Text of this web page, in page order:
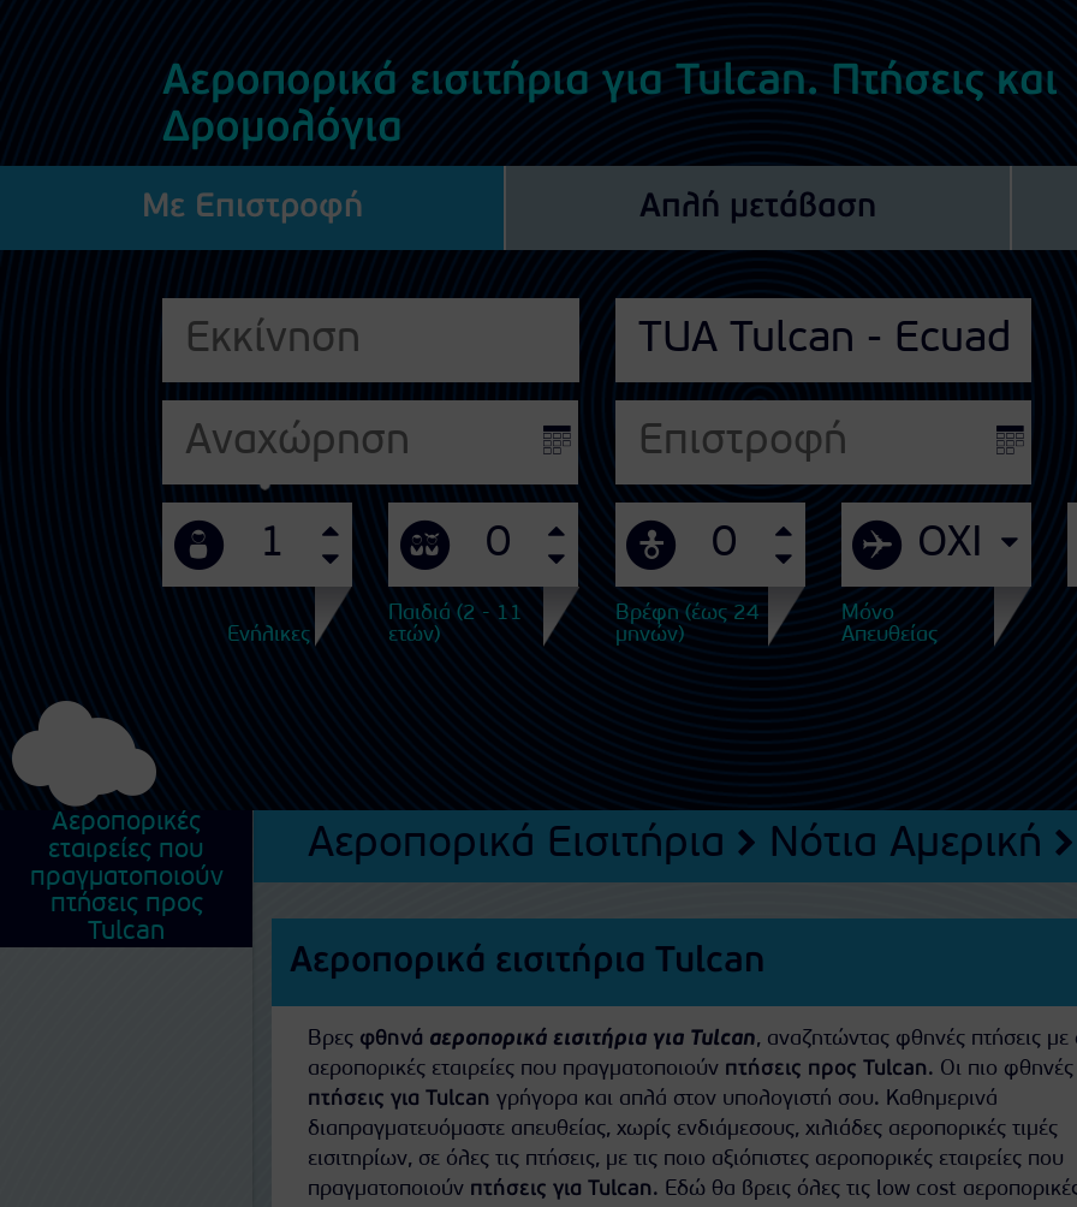
Αεροπορικά εισιτήρια για Tulcan. Πτήσεις και
Δρομολόγια
Με Επιστροφή Απλή μετάβαση
Ενήλικες
Παιδιά (2 - 11
ετών)
Βρέφη (έως 24
μηνών)
Μόνο
Απευθείας
Αεροπορικές
εταιρείες που
πραγματοποιούν
πτήσεις προς
Tulcan
Αεροπορικά Εισιτήρια Νότια Αμερική
Αεροπορικά εισιτήρια Tulcan
Βρες φθηνά αεροπορικά εισιτήρια για Tulcan, αναζητώντας φθηνές πτήσεις με
αεροπορικές εταιρείες που πραγματοποιούν πτήσεις προς Tulcan. Οι πιο φθηνές
πτήσεις για Tulcan γρήγορα και απλά στον υπολογιστή σου. Καθημερινά
διαπραγματευόμαστε απευθείας, χωρίς ενδιάμεσους, χιλιάδες αεροπορικές τιμές
εισιτηρίων, σε όλες τις πτήσεις, με τις ποιο αξιόπιστες αεροπορικές εταιρείες που
πραγματοποιούν πτήσεις για Tulcan. Εδώ θα βρεις όλες τις low cost